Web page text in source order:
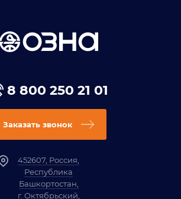
8 800 250 21 01
Заказать звонок
452607, Россия,
Республика
Башкортостан,
г. Октябрьский,